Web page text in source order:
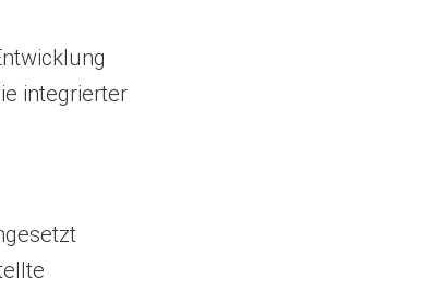
integrierter